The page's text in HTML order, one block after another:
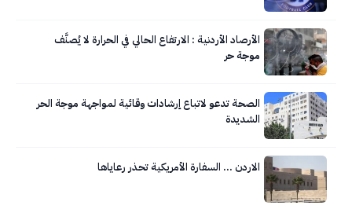
الأرصاد الأردنية : الارتفاع الحالي في الحرارة لا يُصنَّف
موجة حر
الصحة تدعو لاتباع إرشادات وقائية لمواجهة موجة الحر
الشديدة
الاردن … السفارة الأمريكية تحذر رعاياها